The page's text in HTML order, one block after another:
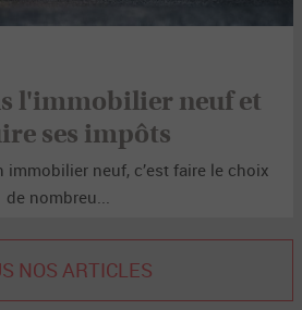
l'immobilier neuf et
ses impôts
neuf, c’est faire le choix
de nombreu...
NOS ARTICLES